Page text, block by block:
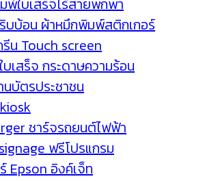
พ์ใบเสร็จไร้สายพกพา
บบ้อน ผ้าหมึกพิมพ์สติกเกอร์
น Touch screen
บเสร็จ กระดาษความร้อน
นบัตรประชาชน
ชาร์จรถยนต์ไฟฟ้า
ฟรีโปรแกรม
Epson อิงค์เจ็ท